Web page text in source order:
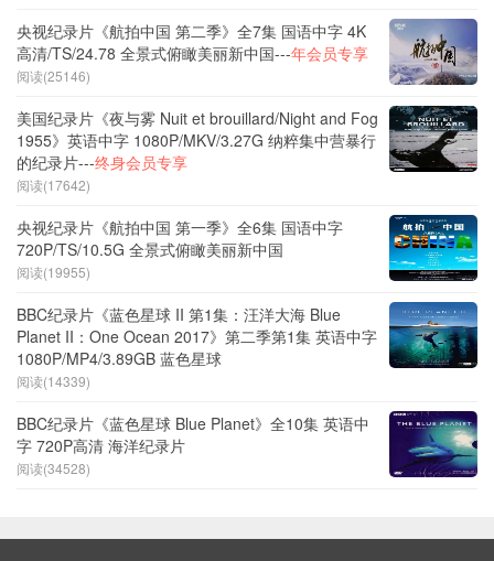
央视纪录片《航拍中国 第二季》全7集 国语中字 4K
高清/TS/24.78 全景式俯瞰美丽新中国---年会员专享
阅读(25146)
美国纪录片《夜与雾 Nuit et brouillard/Night and Fog
1955》英语中字 1080P/MKV/3.27G 纳粹集中营暴行
的纪录片---终身会员专享
阅读(17642)
央视纪录片《航拍中国 第一季》全6集 国语中字
720P/TS/10.5G 全景式俯瞰美丽新中国
阅读(19955)
BBC纪录片《蓝色星球 II 第1集：汪洋大海 Blue
Planet II：One Ocean 2017》第二季第1集 英语中字
1080P/MP4/3.89GB 蓝色星球
阅读(14339)
BBC纪录片《蓝色星球 Blue Planet》全10集 英语中
字 720P高清 海洋纪录片
阅读(34528)